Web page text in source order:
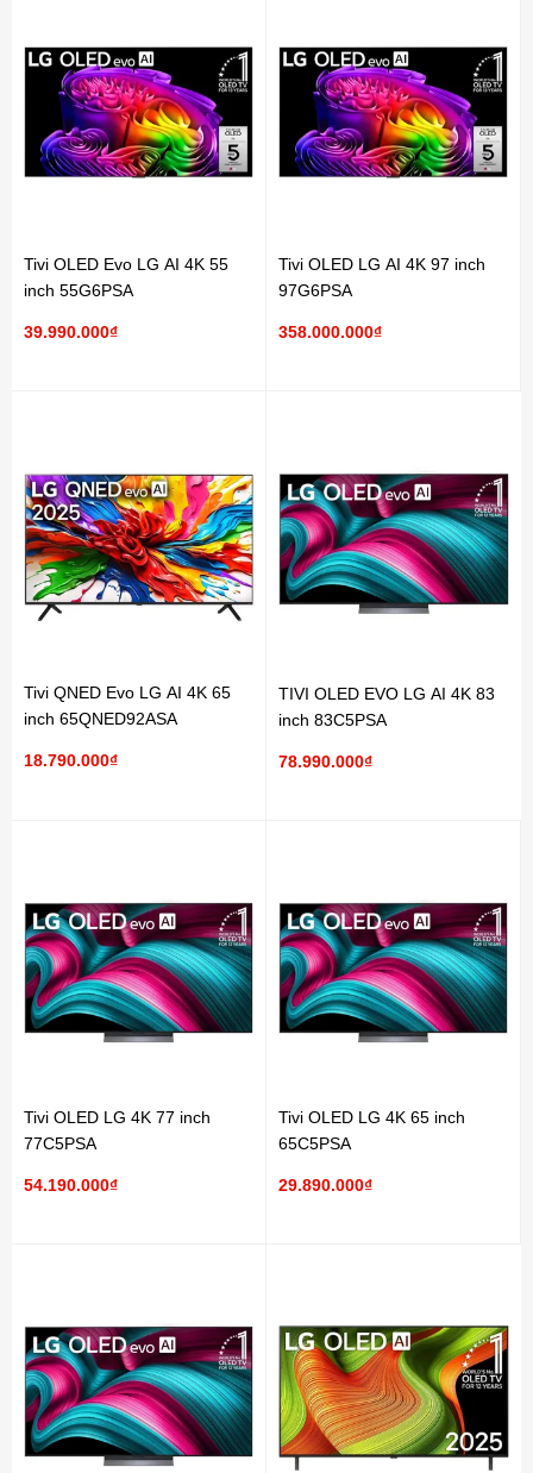
Tivi OLED Evo LG AI 4K 55
inch 55G6PSA
39.990.000₫
Tivi OLED LG AI 4K 97 inch
97G6PSA
358.000.000₫
Tivi QNED Evo LG AI 4K 65
inch 65QNED92ASA
18.790.000₫
TIVI OLED EVO LG AI 4K 83
inch 83C5PSA
78.990.000₫
Tivi OLED LG 4K 77 inch
77C5PSA
54.190.000₫
Tivi OLED LG 4K 65 inch
65C5PSA
29.890.000₫